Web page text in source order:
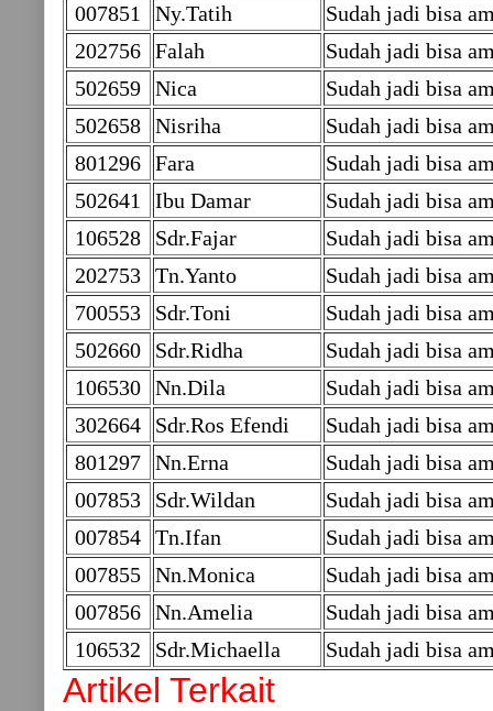
007851
Ny.Tatih
Sudah jadi bisa
202756 Falah
Sudah jadi bisa
502659 Nica
Sudah jadi bisa
502658 Nisriha
Sudah jadi bisa
801296 Fara
Sudah jadi bisa
502641
Ibu Damar
Sudah jadi bisa
106528
Sdr.Fajar
Sudah jadi bisa
202753 Tn.Yanto
Sudah jadi bisa
700553
Sdr.Toni
Sudah jadi bisa
502660
Sdr.Ridha
Sudah jadi bisa
106530 Nn.Dila
Sudah jadi bisa
302664
Sdr.Ros Efendi
Sudah jadi bisa
801297 Nn.Erna
Sudah jadi bisa
007853
Sdr.Wildan
Sudah jadi bisa
007854 Tn.Ifan
Sudah jadi bisa
007855 Nn.Monica
Sudah jadi bisa
007856 Nn.Amelia
Sudah jadi bisa
106532
Sdr.Michaella Sudah jadi bisa
Artikel Terkait